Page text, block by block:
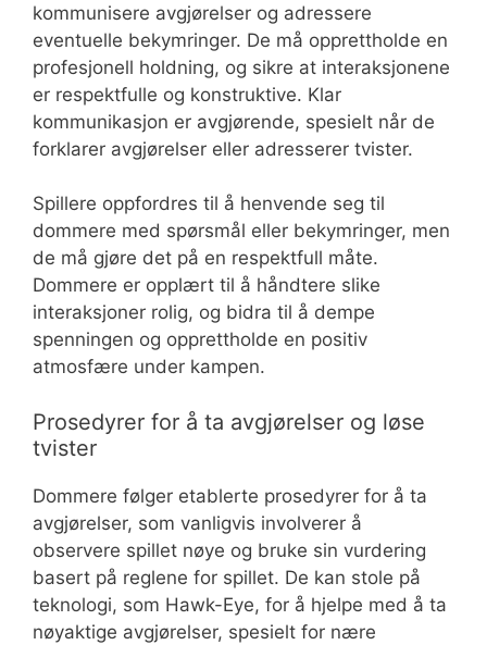
kommunisere avgjørelser og adressere
eventuelle bekymringer. De må opprettholde en
profesjonell holdning, og sikre at interaksjonene
er respektfulle og konstruktive. Klar
kommunikasjon er avgjørende, spesielt når de
forklarer avgjørelser eller adresserer tvister.
Spillere oppfordres til å henvende seg til
dommere med spørsmål eller bekymringer, men
de må gjøre det på en respektfull måte.
Dommere er opplært til å håndtere slike
interaksjoner rolig, og bidra til å dempe
spenningen og opprettholde en positiv
atmosfære under kampen.
Prosedyrer for å ta avgjørelser og løse
tvister
Dommere følger etablerte prosedyrer for å ta
avgjørelser, som vanligvis involverer å
observere spillet nøye og bruke sin vurdering
basert på reglene for spillet. De kan stole på
teknologi, som Hawk-Eye, for å hjelpe med å ta
nøyaktige avgjørelser, spesielt for nære